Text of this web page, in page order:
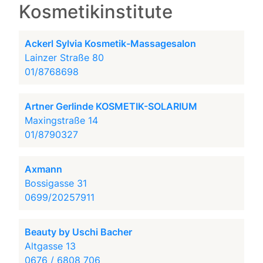
Kosmetikinstitute
Ackerl Sylvia Kosmetik-Massagesalon
Lainzer Straße 80
01/8768698
Artner Gerlinde KOSMETIK-SOLARIUM
Maxingstraße 14
01/8790327
Axmann
Bossigasse 31
0699/20257911
Beauty by Uschi Bacher
Altgasse 13
0676 / 6808 706